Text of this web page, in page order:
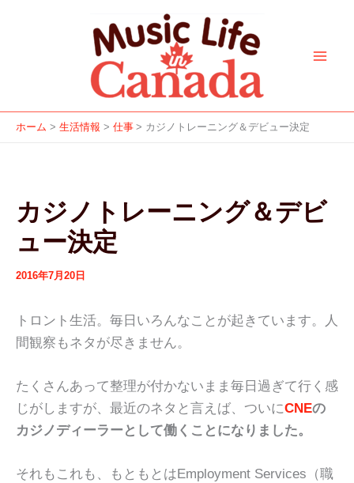
ホーム 生活情報 仕事 カジノトレーニング＆デビュー決定
カジノトレーニング＆デビ
ュー決定
2016年7月20日
トロント生活。毎日いろんなことが起きています。人
間観察もネタが尽きません。
たくさんあって整理が付かないまま毎日過ぎて行く感
じがしますが、最近のネタと言えば、ついにCNEの
カジノディーラーとして働くことになりました。
それもこれも、もともとはEmployment Services（職
o
o
g
r
o
u
t
u
b
e
p
p
e
p
o
t
f
y